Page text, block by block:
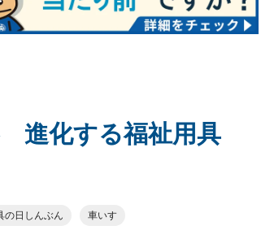
進化する福祉用具
の日しんぶん 車いす